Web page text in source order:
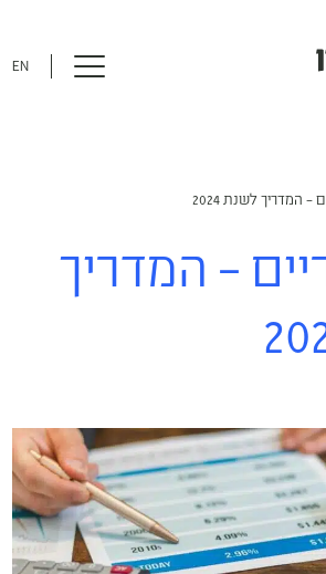
EN
– המדריך לשנת 2024
– המדריך